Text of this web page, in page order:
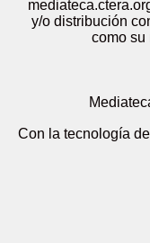
y/o distribución
como su
Con la tecnología de